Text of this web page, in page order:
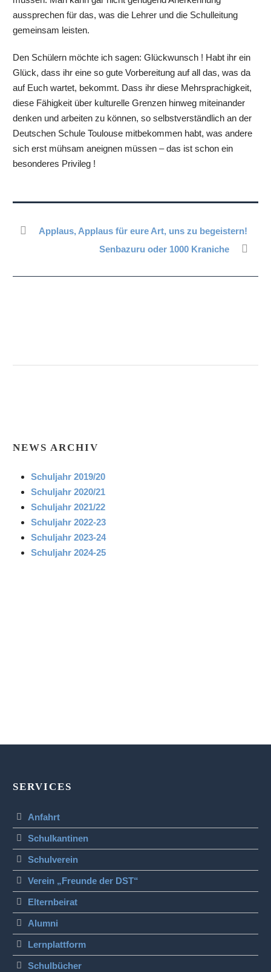
aussprechen für das, was die Lehrer und die Schulleitung
gemeinsam leisten.
Den Schülern möchte ich sagen: Glückwunsch ! Habt ihr ein
Glück, dass ihr eine so gute Vorbereitung auf all das, was da
auf Euch wartet, bekommt. Dass ihr diese Mehrsprachigkeit,
diese Fähigkeit über kulturelle Grenzen hinweg miteinander
denken und arbeiten zu können, so selbstverständlich an der
Deutschen Schule Toulouse mitbekommen habt, was andere
sich erst mühsam aneignen müssen – das ist schon ein
besonderes Privileg !
Applaus, Applaus für eure Art, uns zu begeistern!
Senbazuru oder 1000 Kraniche
NEWS ARCHIV
Schuljahr 2019/20
Schuljahr 2020/21
Schuljahr 2021/22
Schuljahr 2022-23
Schuljahr 2023-24
Schuljahr 2024-25
SERVICES
Anfahrt
Schulkantinen
Schulverein
Verein „Freunde der DST“
Elternbeirat
Alumni
Lernplattform
Schulbücher